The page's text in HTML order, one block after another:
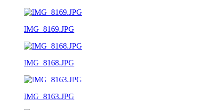
IMG_8169.JPG
IMG_8168.JPG
IMG_8163.JPG